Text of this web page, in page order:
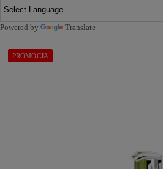
Powered by Translate
PROMOCJA